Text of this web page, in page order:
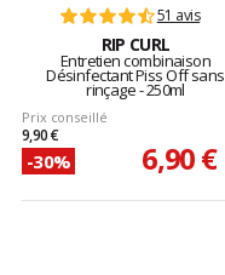
51 avis
RIP CURL
Entretien combinaison
Désinfectant Piss Off sans
rinçage - 250ml
Prix conseillé
9,90 €
-30% 6,90 €